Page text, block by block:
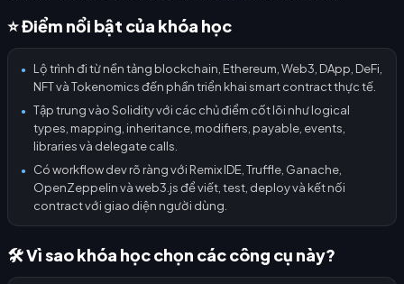
⭐ Điểm nổi bật của khóa học
●
Lộ trình đi từ nền tảng blockchain, Ethereum, Web3, DApp, DeFi,
NFT và Tokenomics đến phần triển khai smart contract thực tế.
●
Tập trung vào Solidity với các chủ điểm cốt lõi như logical
types, mapping, inheritance, modifiers, payable, events,
libraries và delegate calls.
●
Có workflow dev rõ ràng với Remix IDE, Truffle, Ganache,
OpenZeppelin và web3.js để viết, test, deploy và kết nối
contract với giao diện người dùng.
🛠️ Vì sao khóa học chọn các công cụ này?